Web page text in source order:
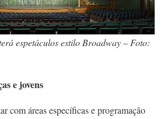
espetáculos estilo Broadway – Foto:
e jovens
com áreas específicas e programação